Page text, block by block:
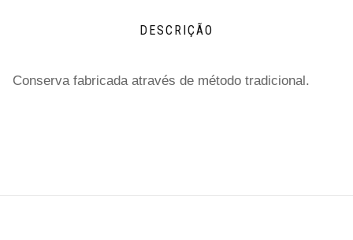
DESCRIÇÃO
Conserva fabricada através de método tradicional.